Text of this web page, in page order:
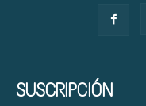
SUSCRIPCIÓN